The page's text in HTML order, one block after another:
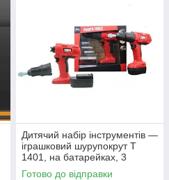
Дитячий набір інструментів —
іграшковий шурупокрут T
1401, на батарейках, 3
насадки
Готово до відправки